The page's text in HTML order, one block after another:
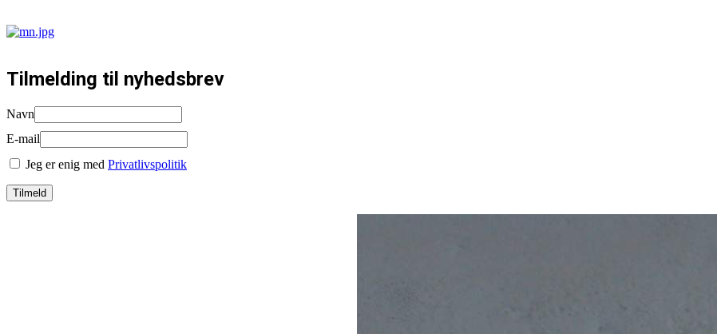
Tilmelding til nyhedsbrev
Navn
E-mail
Jeg er enig med Privatlivspolitik